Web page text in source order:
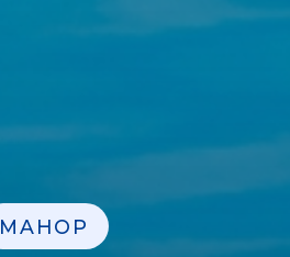
MAHOP